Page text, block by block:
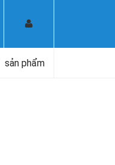
sản phẩm